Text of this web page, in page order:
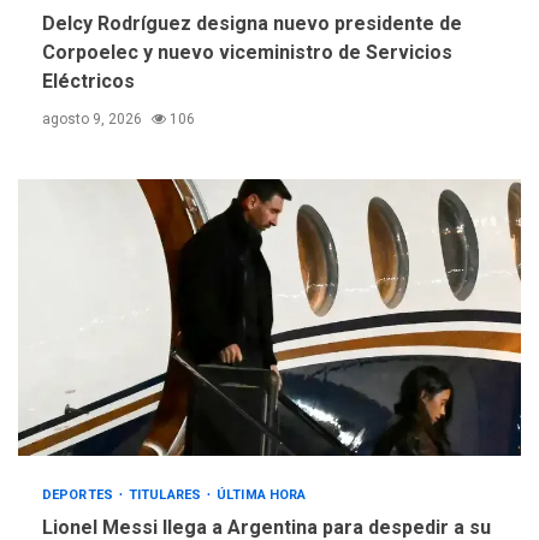
Delcy Rodríguez designa nuevo presidente de
Corpoelec y nuevo viceministro de Servicios
Eléctricos
agosto 9, 2026 106
DEPORTES TITULARES ÚLTIMA HORA
Lionel Messi llega a Argentina para despedir a su